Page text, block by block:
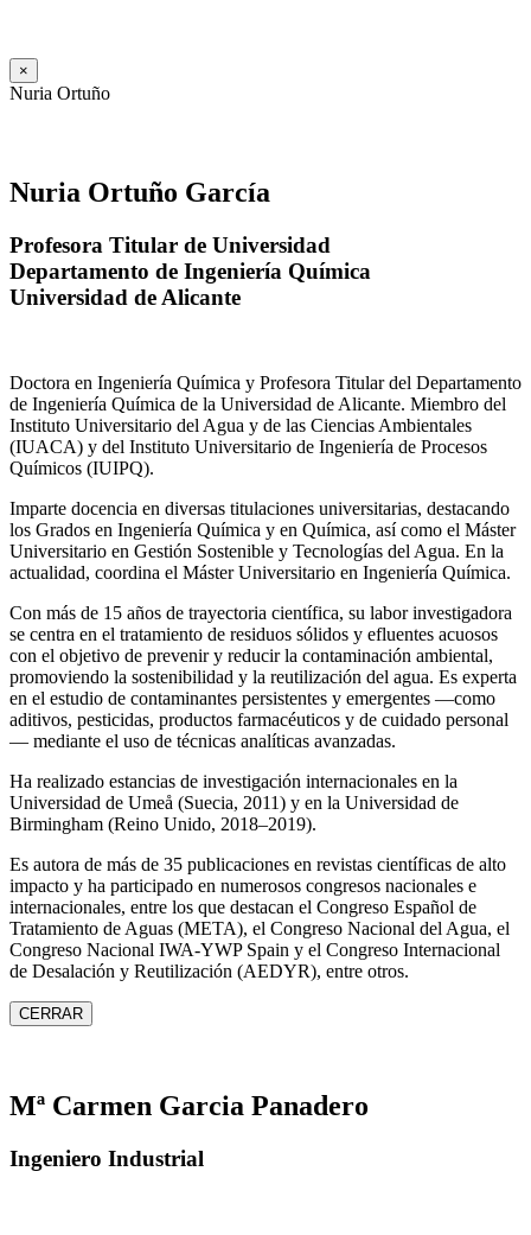
×
Nuria Ortuño
Nuria Ortuño García
Profesora Titular de Universidad
Departamento de Ingeniería Química
Universidad de Alicante
Doctora en Ingeniería Química y Profesora Titular del Departamento
de Ingeniería Química de la Universidad de Alicante. Miembro del
Instituto Universitario del Agua y de las Ciencias Ambientales
(IUACA) y del Instituto Universitario de Ingeniería de Procesos
Químicos (IUIPQ).
Imparte docencia en diversas titulaciones universitarias, destacando
los Grados en Ingeniería Química y en Química, así como el Máster
Universitario en Gestión Sostenible y Tecnologías del Agua. En la
actualidad, coordina el Máster Universitario en Ingeniería Química.
Con más de 15 años de trayectoria científica, su labor investigadora
se centra en el tratamiento de residuos sólidos y efluentes acuosos
con el objetivo de prevenir y reducir la contaminación ambiental,
promoviendo la sostenibilidad y la reutilización del agua. Es experta
en el estudio de contaminantes persistentes y emergentes —como
aditivos, pesticidas, productos farmacéuticos y de cuidado personal
— mediante el uso de técnicas analíticas avanzadas.
Ha realizado estancias de investigación internacionales en la
Universidad de Umeå (Suecia, 2011) y en la Universidad de
Birmingham (Reino Unido, 2018–2019).
Es autora de más de 35 publicaciones en revistas científicas de alto
impacto y ha participado en numerosos congresos nacionales e
internacionales, entre los que destacan el Congreso Español de
Tratamiento de Aguas (META), el Congreso Nacional del Agua, el
Congreso Nacional IWA‑YWP Spain y el Congreso Internacional
de Desalación y Reutilización (AEDYR), entre otros.
CERRAR
Mª Carmen Garcia Panadero
Ingeniero Industrial